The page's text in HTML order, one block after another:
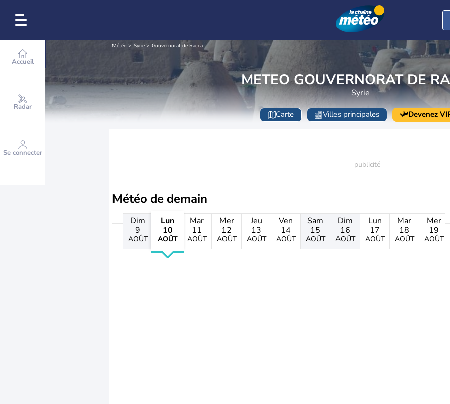
Accueil
Radar
Se connecter
Météo Syrie Gouvernorat de Racca
METEO GOUVERNORAT DE
Syrie
Carte Villes principales Devenez
Météo de demain
Dim
9
AOÛT
Lun
10
AOÛT
Mar
11
AOÛT
Mer
12
AOÛT
Jeu
13
AOÛT
Ven
14
AOÛT
Sam
15
AOÛT
Dim
16
AOÛT
Lun
17
AOÛT
Mar
18
AOÛT
Mer
19
AOÛT